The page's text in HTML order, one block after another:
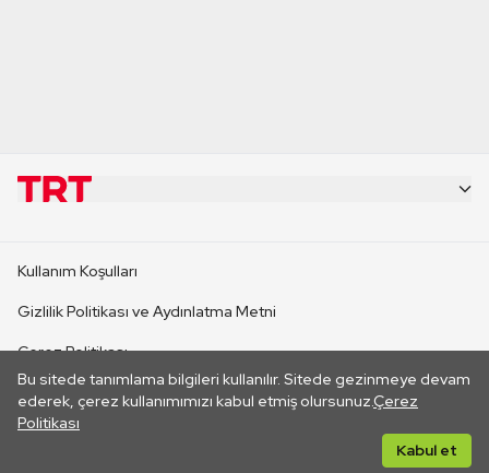
Bu sitede tanımlama bilgileri kullanılır. Sitede gezinmeye devam
ederek, çerez kullanımımızı kabul etmiş olursunuz.Çerez
Politikası
Kabul et
CANLI YAYINLAR
Kullanım Koşulları
Gizlilik Politikası ve Aydınlatma Metni
Çerez Politikası
İletişim
Her hakkı saklıdır. ©2026 TRT. Bağlantı yoluyla gidilen dış